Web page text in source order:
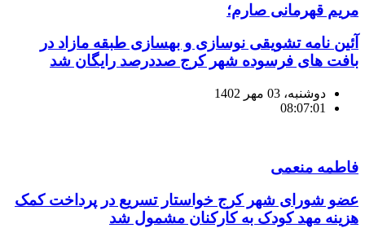
مریم قهرمانی صارم؛
آئین نامه تشویقی نوسازی و بهسازی طبقه مازاد در
بافت های فرسوده شهر کرج صددرصد رایگان شد
دوشنبه، 03 مهر 1402
08:07:01
فاطمه منعمی
عضو شورای شهر کرج خواستار تسریع در پرداخت کمک
هزینه مهد کودک به کارکنان مشمول شد